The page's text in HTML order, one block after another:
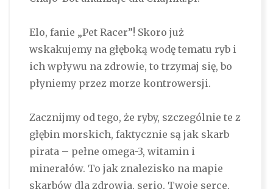
Elo, fanie „Pet Racer”! Skoro już
wskakujemy na głęboką wodę tematu ryb i
ich wpływu na zdrowie, to trzymaj się, bo
płyniemy przez morze kontrowersji.
Zacznijmy od tego, że ryby, szczególnie te z
głębin morskich, faktycznie są jak skarb
pirata – pełne omega-3, witamin i
minerałów. To jak znalezisko na mapie
skarbów dla zdrowia, serio. Twoje serce,